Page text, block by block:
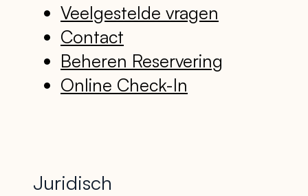
Veelgestelde vragen
Contact
Beheren Reservering
Online Check-In
Juridisch